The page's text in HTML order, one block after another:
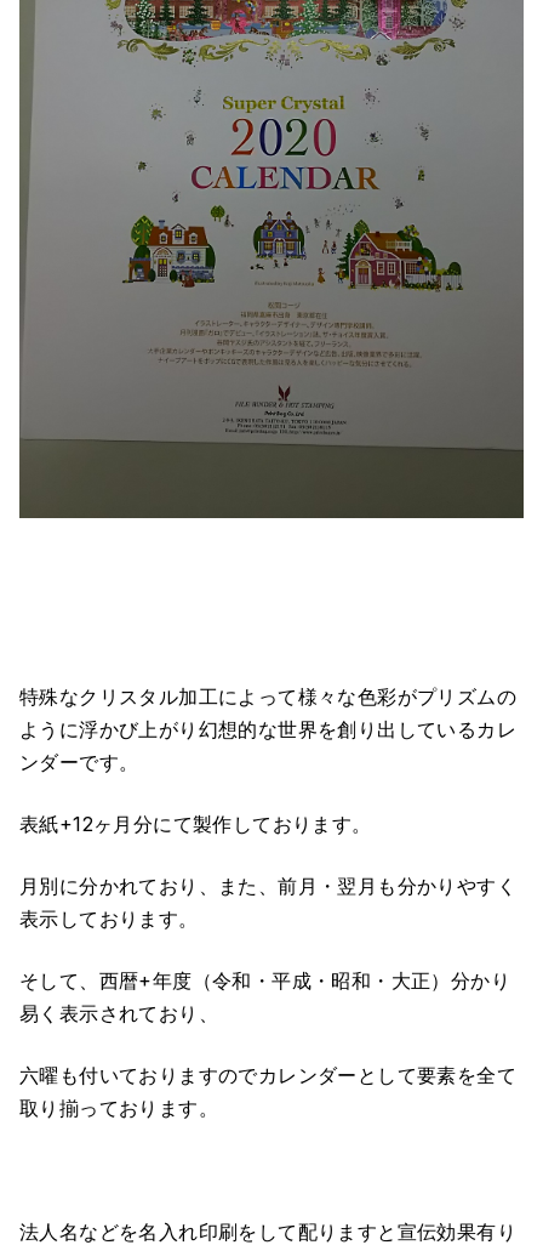
特殊なクリスタル加工によって様々な色彩がプリズムの
ように浮かび上がり幻想的な世界を創り出しているカレ
ンダーです。
表紙+12ヶ月分にて製作しております。
月別に分かれており、また、前月・翌月も分かりやすく
表示しております。
そして、西暦+年度（令和・平成・昭和・大正）分かり
易く表示されており、
六曜も付いておりますのでカレンダーとして要素を全て
取り揃っております。
法人名などを名入れ印刷をして配りますと宣伝効果有り